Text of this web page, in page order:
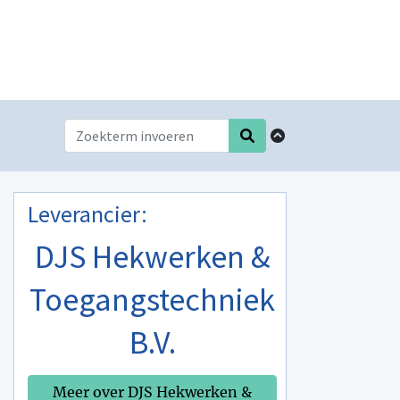
Leverancier:
DJS Hekwerken &
Toegangstechniek
B.V.
Meer over DJS Hekwerken &